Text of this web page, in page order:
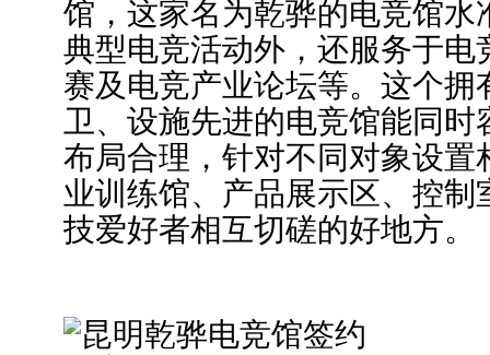
馆，这家名为乾骅的电竞馆
典型电竞活动外，还服务于
赛及电竞产业论坛等。这个
卫、设施先进的电竞馆能同
布局合理，针对不同对象设
业训练馆、产品展示区、控
技爱好者相互切磋的好地方。